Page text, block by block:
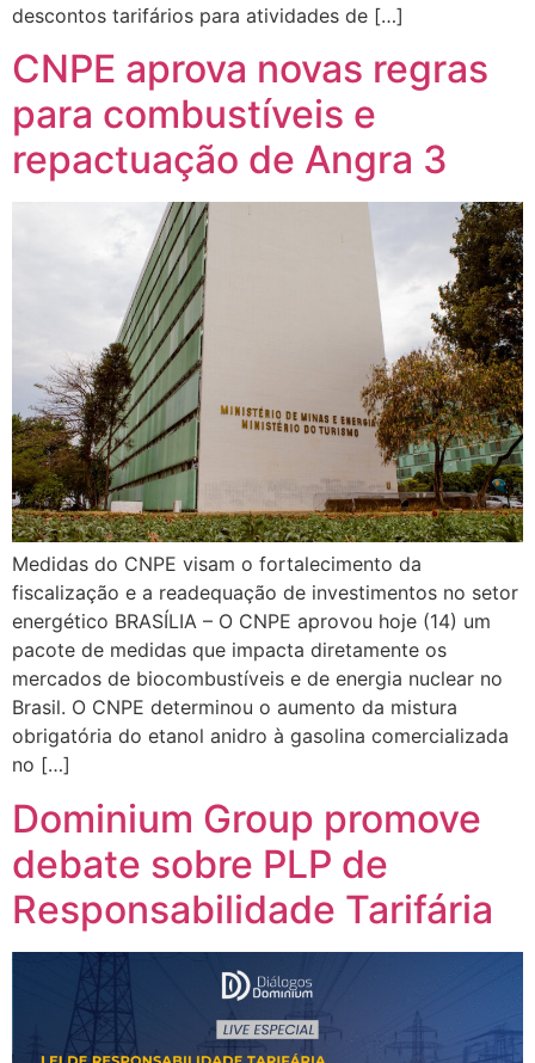
descontos tarifários para atividades de […]
CNPE aprova novas regras
para combustíveis e
repactuação de Angra 3
Medidas do CNPE visam o fortalecimento da
fiscalização e a readequação de investimentos no setor
energético BRASÍLIA – O CNPE aprovou hoje (14) um
pacote de medidas que impacta diretamente os
mercados de biocombustíveis e de energia nuclear no
Brasil. O CNPE determinou o aumento da mistura
obrigatória do etanol anidro à gasolina comercializada
no […]
Dominium Group promove
debate sobre PLP de
Responsabilidade Tarifária